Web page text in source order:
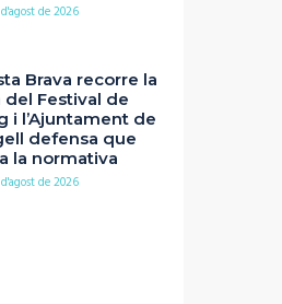
de 2026
Brava recorre la
del Festival de
i l’Ajuntament de
defensa que
la normativa
de 2026